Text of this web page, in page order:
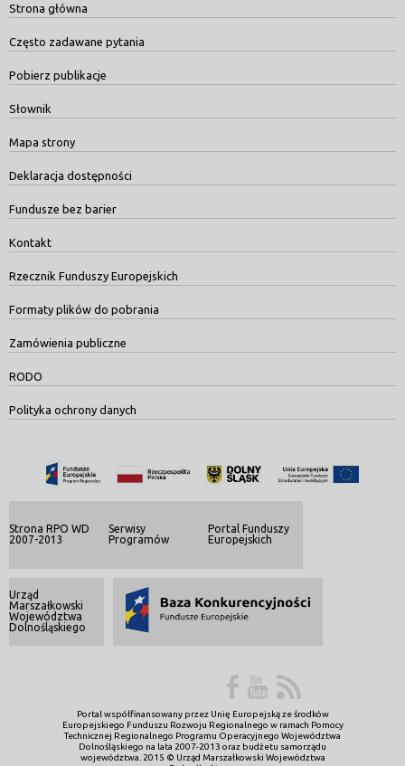
Strona główna
Często zadawane pytania
Pobierz publikacje
Słownik
Mapa strony
Deklaracja dostępności
Fundusze bez barier
Kontakt
Rzecznik Funduszy Europejskich
Formaty plików do pobrania
Zamówienia publiczne
RODO
Polityka ochrony danych
Strona RPO WD
2007-2013
Serwisy
Programów
Portal Funduszy
Europejskich
Urząd
Marszałkowski
Województwa
Dolnośląskiego
Portal współfinansowany przez Unię Europejską ze środków
Europejskiego Funduszu Rozwoju Regionalnego w ramach Pomocy
Technicznej Regionalnego Programu Operacyjnego Województwa
Dolnośląskiego na lata 2007-2013 oraz budżetu samorządu
województwa. 2015 © Urząd Marszałkowski Województwa